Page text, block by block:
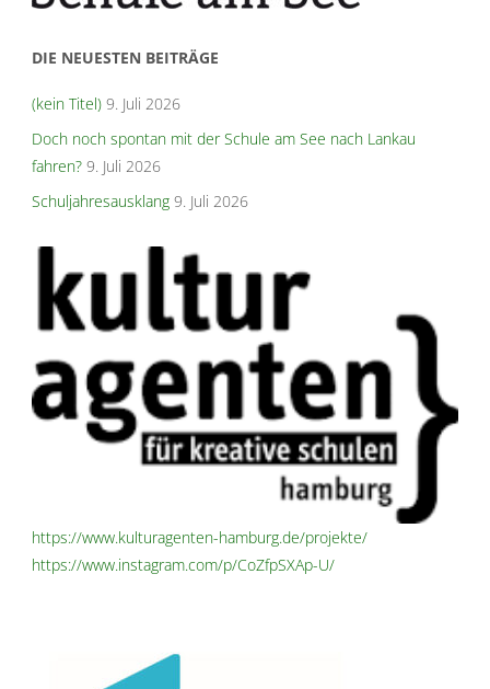
DIE NEUESTEN BEITRÄGE
(kein Titel) 9. Juli 2026
Doch noch spontan mit der Schule am See nach Lankau
fahren? 9. Juli 2026
Schuljahresausklang 9. Juli 2026
https://www.kulturagenten-hamburg.de/projekte/
https://www.instagram.com/p/CoZfpSXAp-U/